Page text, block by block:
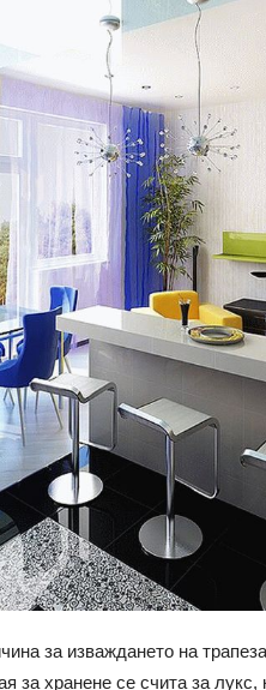
за изваждането на
за хранене се счита за